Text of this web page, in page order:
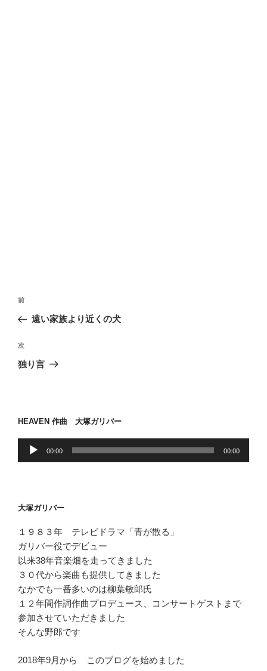
投
ナ
ビ
ゲ
ン
前
の
稿
前
遠い家族より近くの犬
次
の
次
独り言
HEAVEN 作曲 大塚ガリバー
ー
ー
00:00 00:00
大塚ガリバー
１９８３年 テレビドラマ「青が散る」
ガリバー役でデビュー
以来38年音楽畑を走ってきました
３０代から楽曲も提供してきました
なかでも一番多いのは柳葉敏郎氏
１２年間作詞作曲プロデュース、コンサートゲストまで
参加させていただきました
そんな野郎です
2018年9月から このブログを始めました